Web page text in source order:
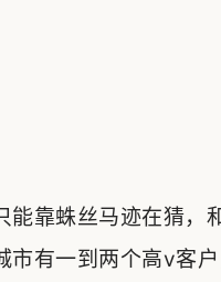
靠蛛丝马迹在猜，
有一到两个高v客户